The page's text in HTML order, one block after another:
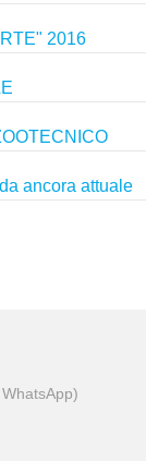
2016
ancora attuale